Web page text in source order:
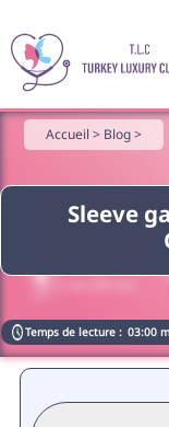
Sleeve
Accueil > Blog >
Temps de lecture : 03:00 m